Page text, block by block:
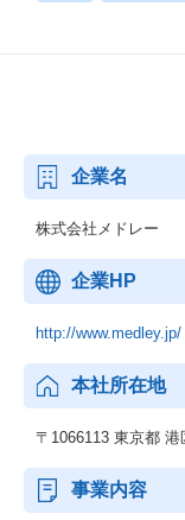
企業名
株式会社メドレー
企業HP
http://www.medley.jp/
本社所在地
〒1066113 東京都
事業内容